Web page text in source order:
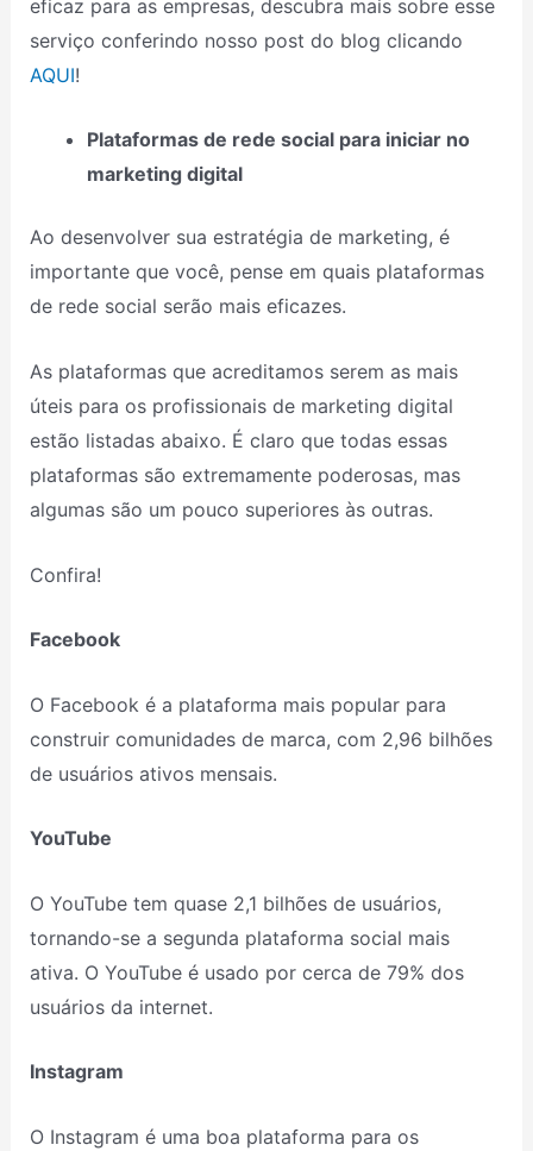
eficaz para as empresas, descubra mais sobre esse
serviço conferindo nosso post do blog clicando
AQUI!
Plataformas de rede social para iniciar no
marketing digital
Ao desenvolver sua estratégia de marketing, é
importante que você, pense em quais plataformas
de rede social serão mais eficazes.
As plataformas que acreditamos serem as mais
úteis para os profissionais de marketing digital
estão listadas abaixo. É claro que todas essas
plataformas são extremamente poderosas, mas
algumas são um pouco superiores às outras.
Confira!
Facebook
O Facebook é a plataforma mais popular para
construir comunidades de marca, com 2,96 bilhões
de usuários ativos mensais.
YouTube
O YouTube tem quase 2,1 bilhões de usuários,
tornando-se a segunda plataforma social mais
ativa. O YouTube é usado por cerca de 79% dos
usuários da internet.
Instagram
O Instagram é uma boa plataforma para os